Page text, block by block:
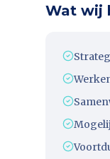
Wat wij